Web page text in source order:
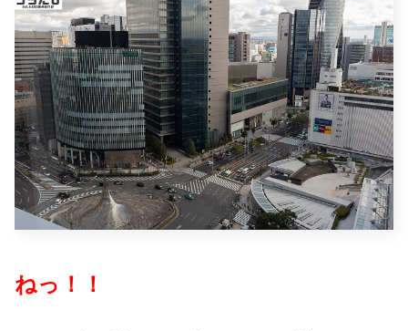
ねっ！！